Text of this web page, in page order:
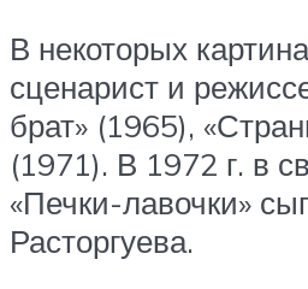
В некоторых
сценарист и
брат» (1965),
(1971). В 1972 г. в
«Печки-лавочки»
Расторгуева.